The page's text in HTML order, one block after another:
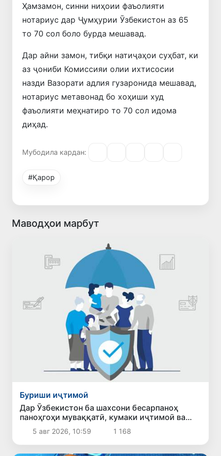
Ҳамзамон, синни ниҳоии фаъолияти
нотариус дар Ҷумҳурии Ӯзбекистон аз 65
то 70 сол боло бурда мешавад.
Дар айни замон, тибқи натиҷаҳои суҳбат, ки
аз ҷониби Комиссияи олии ихтисосии
назди Вазорати адлия гузаронида мешавад,
нотариус метавонад бо хоҳиши худ
фаъолияти меҳнатиро то 70 сол идома
диҳад.
Мубодила кардан:
#Қарор
Маводҳои марбут
Буриши иҷтимоӣ
Дар Ӯзбекистон ба шахсони бесарпаноҳ
паноҳгоҳи муваққатӣ, кумаки иҷтимоӣ ва
имконияти бо ҷойи кор таъмин шудан
фароҳам карда мешавад
5 авг 2026, 10:59 1 168